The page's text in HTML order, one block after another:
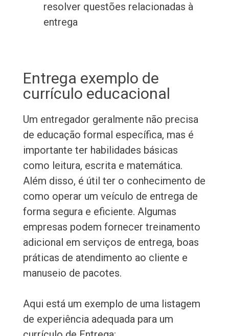
resolver questões relacionadas à
entrega
Entrega exemplo de
currículo educacional
Um entregador geralmente não precisa
de educação formal específica, mas é
importante ter habilidades básicas
como leitura, escrita e matemática.
Além disso, é útil ter o conhecimento de
como operar um veículo de entrega de
forma segura e eficiente. Algumas
empresas podem fornecer treinamento
adicional em serviços de entrega, boas
práticas de atendimento ao cliente e
manuseio de pacotes.
Aqui está um exemplo de uma listagem
de experiência adequada para um